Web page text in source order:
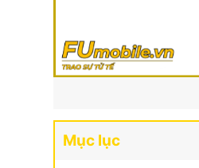
Mục lục